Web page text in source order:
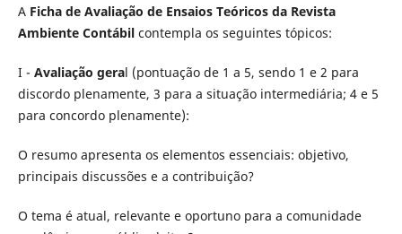
A Ficha de Avaliação de Ensaios Teóricos da Revista
Ambiente Contábilcontempla os seguintes tópicos:
I - Avaliação geral (pontuação de 1 a 5, sendo 1 e 2 para
discordo plenamente, 3 para a situação intermediária; 4 e 5
para concordo plenamente):
O resumo apresenta os elementos essenciais: objetivo,
principais discussões e a contribuição?
O tema é atual, relevante e oportuno para a comunidade